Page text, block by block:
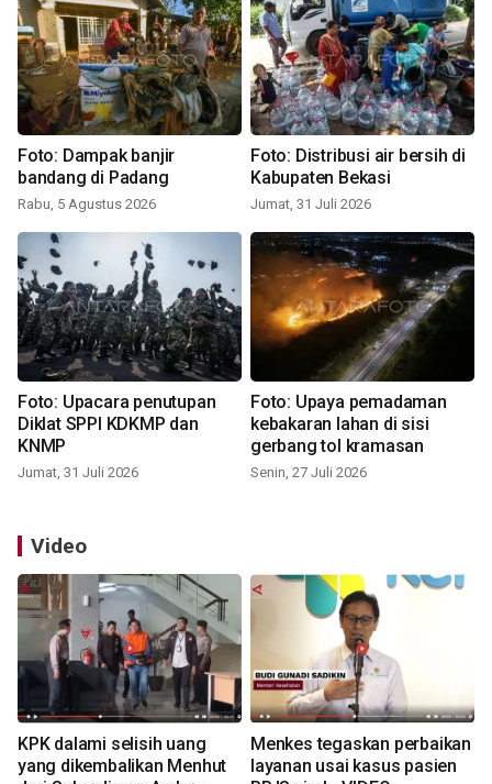
Foto: Dampak banjir
bandang di Padang
Rabu, 5 Agustus 2026
Foto: Distribusi air bersih di
Kabupaten Bekasi
Jumat, 31 Juli 2026
Foto: Upacara penutupan
Diklat SPPI KDKMP dan
KNMP
Jumat, 31 Juli 2026
Foto: Upaya pemadaman
kebakaran lahan di sisi
gerbang tol kramasan
Senin, 27 Juli 2026
Video
KPK dalami selisih uang
yang dikembalikan Menhut
Menkes tegaskan perbaikan
layanan usai kasus pasien